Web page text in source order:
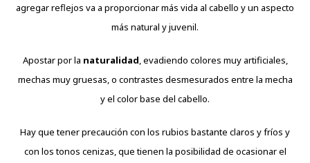
agregar reflejos va a proporcionar más vida al cabello y un aspecto
más natural y juvenil.
Apostar por la naturalidad , evadiendo colores muy artificiales,
mechas muy gruesas, o contrastes desmesurados entre la mecha
y el color base del cabello.
Hay que tener precaución con los rubios bastante claros y fríos y
con los tonos cenizas, que tienen la posibilidad de ocasionar el